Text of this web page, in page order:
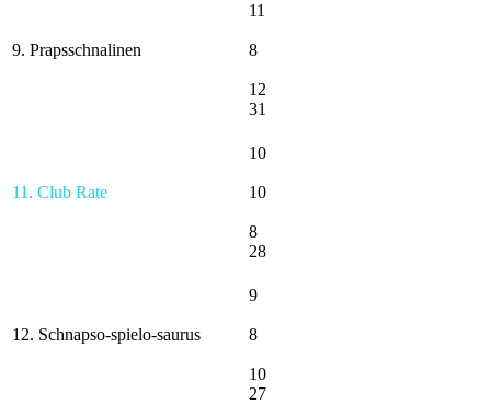
9. Prapsschnalinen
11
8
12
31
11. Club Rate
10
10
8
28
12. Schnapso-spielo-saurus
9
8
10
27